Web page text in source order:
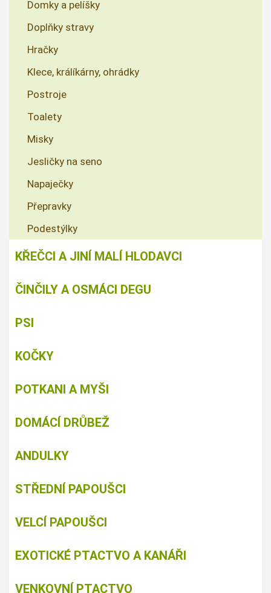
Domky a pelíšky
Doplňky stravy
Hračky
Klece, králíkárny, ohrádky
Postroje
Toalety
Misky
Jesličky na seno
Napaječky
Přepravky
Podestýlky
KŘEČCI A JINÍ MALÍ HLODAVCI
ČINČILY A OSMÁCI DEGU
PSI
KOČKY
POTKANI A MYŠI
DOMÁCÍ DRŮBEŽ
ANDULKY
STŘEDNÍ PAPOUŠCI
VELCÍ PAPOUŠCI
EXOTICKÉ PTACTVO A KANÁŘI
VENKOVNÍ PTACTVO